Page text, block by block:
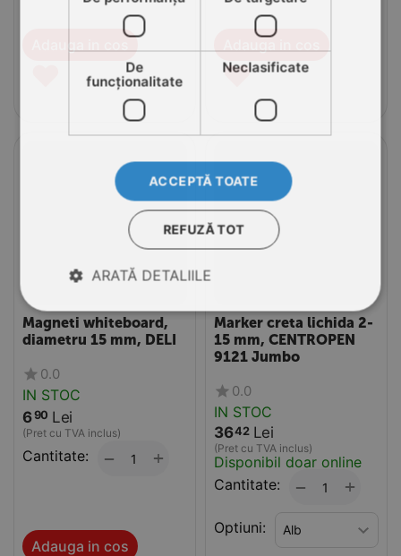
♥
Magneti whiteboard,
diametru 15 mm, DELI
0.0
IN STOC
690 Lei
(Pret cu TVA inclus)
Cantitate: +
−
Adauga in cos
Marker creta lichida 2-
15 mm, CENTROPEN
9121 Jumbo
0.0
IN STOC
3642 Lei
(Pret cu TVA inclus)
Disponibil doar online
Cantitate:
+
−
Optiuni:
De
funcţionalitate
Neclasificate
ACCEPTĂ TOATE
REFUZĂ TOT
ARATĂ DETALIILE